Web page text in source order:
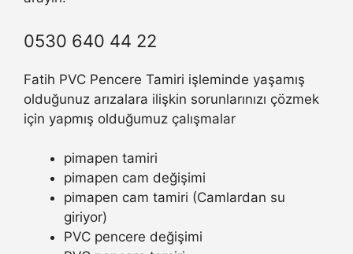
0530 640 44 22
Fatih PVC Pencere Tamiri işleminde yaşamış
olduğunuz arızalara ilişkin sorunlarınızı çözmek
için yapmış olduğumuz çalışmalar
pimapen tamiri
pimapen cam değişimi
pimapen cam tamiri (Camlardan su
giriyor)
PVC pencere değişimi